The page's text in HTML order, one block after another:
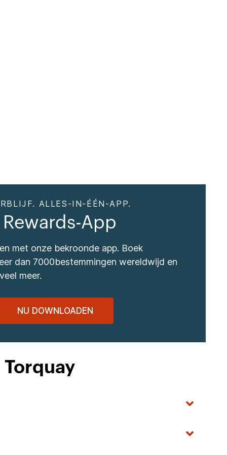
ALLES-IN-ÉÉN-APP.
App
met onze bekroonde app. Boek
dan 7000bestemmingen wereldwijd en
meer.
NU DOWNLOADEN